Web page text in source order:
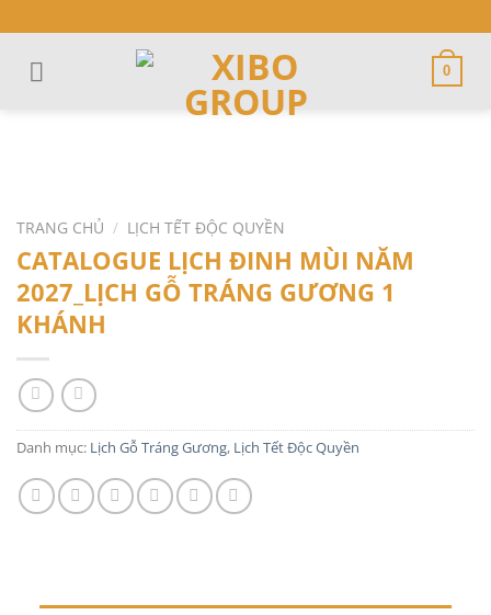
to
content
0
TRANG CHỦ / LỊCH TẾT ĐỘC QUYỀN
CATALOGUE LỊCH ĐINH MÙI NĂM
2027_LỊCH GỖ TRÁNG GƯƠNG 1
KHÁNH
Danh mục: Lịch Gỗ Tráng Gương, Lịch Tết Độc Quyền